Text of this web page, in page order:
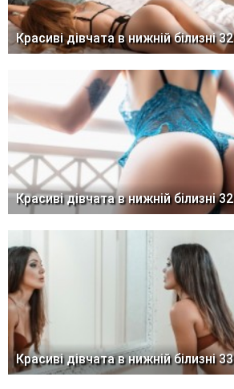
Красиві дівчата в нижній білизні
Красиві дівчата в нижній білизні
Красиві дівчата в нижній білизні